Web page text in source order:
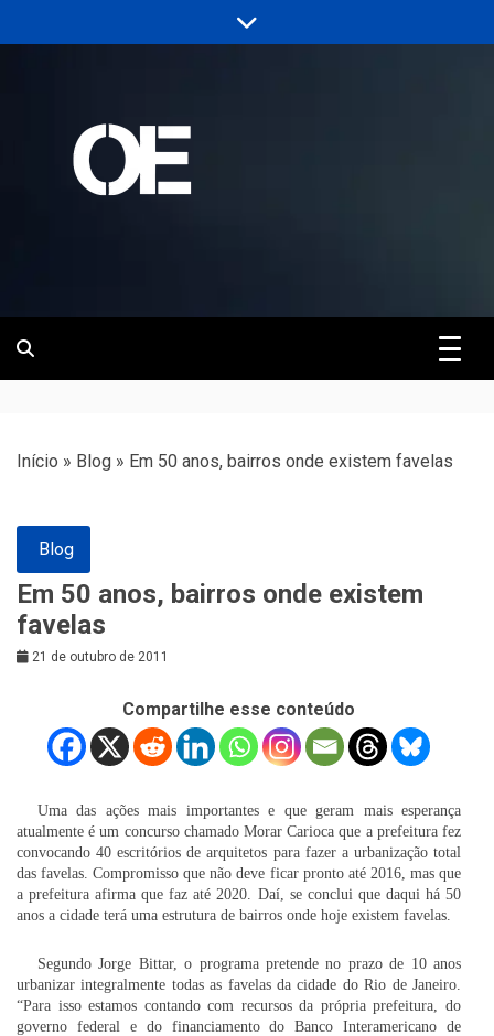
to
Revista | O
Empreiteiro
Início » Blog » Em 50 anos, bairros onde existem favelas
Blog
Em 50 anos, bairros onde existem
favelas
21 de outubro de 2011
Compartilhe esse conteúdo
Uma das ações mais importantes e que geram mais esperança
atualmente é um concurso chamado Morar Carioca que a prefeitura fez
convocando 40 escritórios de arquitetos para fazer a urbanização total
das favelas. Compromisso que não deve ficar pronto até 2016, mas que
a prefeitura afirma que faz até 2020. Daí, se conclui que daqui há 50
anos a cidade terá uma estrutura de bairros onde hoje existem favelas.
Segundo Jorge Bittar, o programa pretende no prazo de 10 anos
urbanizar integralmente todas as favelas da cidade do Rio de Janeiro.
“Para isso estamos contando com recursos da própria prefeitura, do
governo federal e do financiamento do Banco Interamericano de